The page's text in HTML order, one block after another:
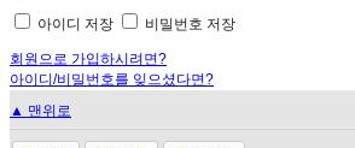
아이디 저장 비밀번호 저장
회원으로 가입하시려면?
아이디/비밀번호를 잊으셨다면?
▲ 맨위로